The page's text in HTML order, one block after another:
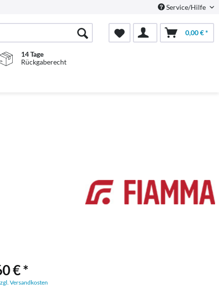
Service/Hilfe
0,00 € *
14 Tage
Rückgaberecht
€ *
Versandkosten